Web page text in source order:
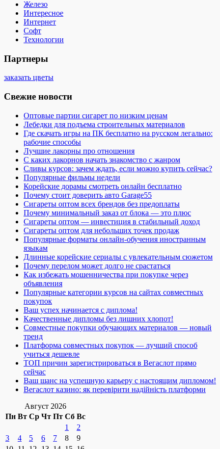
Железо
Интересное
Интернет
Софт
Технологии
Партнеры
заказать цветы
Свежие новости
Оптовые партии сигарет по низким ценам
Лебедки для подъема строительных материалов
Где скачать игры на ПК бесплатно на русском легально:
рабочие способы
Лучшие лакорны про отношения
С каких лакорнов начать знакомство с жанром
Сливы курсов: зачем ждать, если можно купить сейчас?
Популярные фильмы недели
Корейские дорамы смотреть онлайн бесплатно
Почему стоит доверить авто Garage55
Сигареты оптом всех брендов без предоплаты
Почему минимальный заказ от блока — это плюс
Сигареты оптом — инвестиция в стабильный доход
Сигареты оптом для небольших точек продаж
Популярные форматы онлайн-обучения иностранным
языкам
Длинные корейские сериалы с увлекательным сюжетом
Почему перелом может долго не срастаться
Как избежать мошенничества при покупке через
объявления
Популярные категории курсов на сайтах совместных
покупок
Ваш успех начинается с диплома!
Качественные дипломы без лишних хлопот!
Совместные покупки обучающих материалов — новый
тренд
Платформа совместных покупок — лучший способ
учиться дешевле
ТОП причин зарегистрироваться в Вегаслот прямо
сейчас
Ваш шанс на успешную карьеру с настоящим дипломом!
Вегаслот казино: як перевірити надійність платформи
Август 2026
Пн Вт Ср Чт Пт Сб Вс
1
2
3
4 5 6 7 8
9